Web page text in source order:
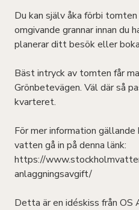
Du kan själv åka förbi
omgivande grannar innan du
planerar ditt besök eller
Bäst intryck av tomten får
Grönbetevägen. Väl där så
kvarteret.
För mer information
vatten gå in på denna länk:
https://
anlaggningsavgift/
Detta är en idéskiss från OS